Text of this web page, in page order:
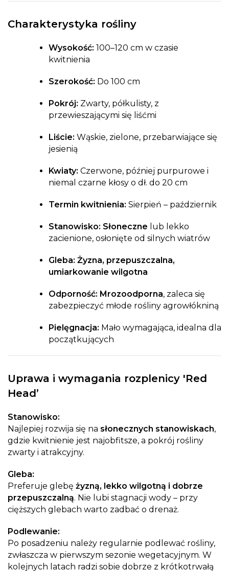
Charakterystyka rośliny
Wysokość: 100–120 cm w czasie
kwitnienia
Szerokość: Do 100 cm
Pokrój: Zwarty, półkulisty, z
przewieszającymi się liśćmi
Liście: Wąskie, zielone, przebarwiające się
jesienią
Kwiaty: Czerwone, później purpurowe i
niemal czarne kłosy o dł. do 20 cm
Termin kwitnienia: Sierpień – październik
Stanowisko: Słoneczne lub lekko
zacienione, osłonięte od silnych wiatrów
Gleba: Żyzna, przepuszczalna,
umiarkowanie wilgotna
Odporność: Mrozoodporna, zaleca się
zabezpieczyć młode rośliny agrowłókniną
Pielęgnacja: Mało wymagająca, idealna dla
początkujących
Uprawa i wymagania rozplenicy 'Red
Head’
Stanowisko:
Najlepiej rozwija się na słonecznych stanowiskach,
gdzie kwitnienie jest najobfitsze, a pokrój rośliny
zwarty i atrakcyjny.
Gleba:
Preferuje glebę żyzną, lekko wilgotną i dobrze
przepuszczalną. Nie lubi stagnacji wody – przy
cięższych glebach warto zadbać o drenaż.
Podlewanie:
Po posadzeniu należy regularnie podlewać rośliny,
zwłaszcza w pierwszym sezonie wegetacyjnym. W
kolejnych latach radzi sobie dobrze z krótkotrwałą